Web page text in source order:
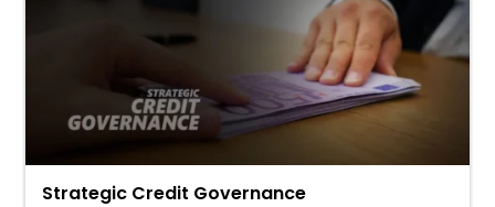
Strategic Credit Governance